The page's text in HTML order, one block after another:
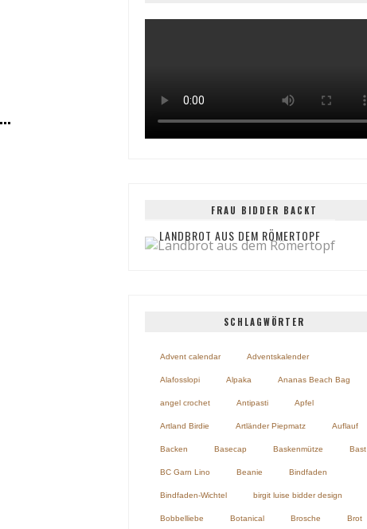
FRAU BIDDER BACKT
LANDBROT AUS DEM RÖMERTOPF
SCHLAGWÖRTER
Advent calendar Adventskalender
Alafosslopi Alpaka Ananas Beach Bag
angel crochet Antipasti Apfel
Artland Birdie Artländer Piepmatz Auflauf
Backen Basecap Baskenmütze Bast
BC Garn Lino Beanie Bindfaden
Bindfaden-Wichtel birgit luise bidder design
Bobbelliebe Botanical Brosche Brot